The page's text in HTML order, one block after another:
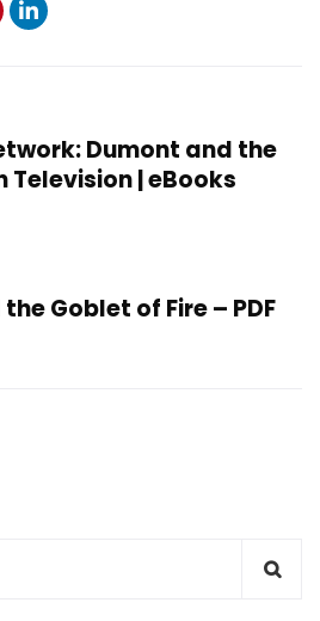
Dumont and the
Television | eBooks
Goblet of Fire – PDF